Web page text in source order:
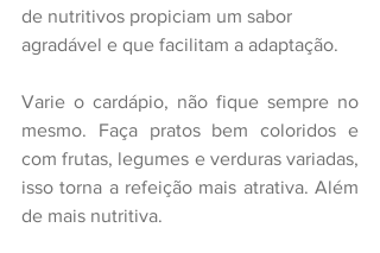
de nutritivos propiciam um sabor
agradável e que facilitam a adaptação.
Varie o cardápio, não fique sempre no
mesmo. Faça pratos bem coloridos e
com frutas, legumes e verduras variadas,
isso torna a refeição mais atrativa. Além
de mais nutritiva.